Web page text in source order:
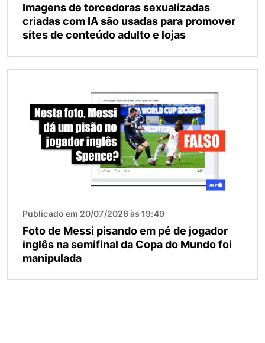
Imagens de torcedoras sexualizadas
criadas com IA são usadas para promover
sites de conteúdo adulto e lojas
Publicado em 20/07/2026 às 19:49
Foto de Messi pisando em pé de jogador
inglês na semifinal da Copa do Mundo foi
manipulada